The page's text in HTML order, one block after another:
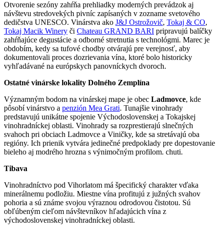
Otvorenie sezóny zahŕňa prehliadky moderných prevádzok aj
návštevu stredovekých pivníc zapísaných v zozname svetového
dedičstva UNESCO. Vinárstva ako J&J Ostrožovič, Tokaj & CO,
Tokaj Macik Winery či Chateau GRAND BARI pripravujú balíčky
zahŕňajúce degustácie a odborné stretnutia s technológmi. Marec je
obdobím, kedy sa tufové chodby otvárajú pre verejnosť, aby
dokumentovali proces dozrievania vína, ktoré bolo historicky
vyhľadávané na európskych panovníckych dvoroch.
Ostatné vinárske lokality Dolného Zemplína
Významným bodom na vinárskej mape je obec Ladmovce, kde
pôsobí vinárstvo a penzión Mea Grati. Tunajšie vinohrady
predstavujú unikátne spojenie Východoslovenskej a Tokajskej
vinohradníckej oblasti. Vinohrady sa rozprestierajú slnečných
svahoch pri obciach Ladmovce a Viničky, kde sa stretávajú oba
regióny. Ich prienik vytvára jedinečné predpoklady pre dopestovanie
bieleho aj modrého hrozna s výnimočným profilom. chuti.
Tibava
Vinohradníctvo pod Vihorlatom má špecifický charakter vďaka
minerálnemu podložiu. Miestne vína profitujú z južných svahov
pohoria a sú známe svojou výraznou odrodovou čistotou. Sú
obľúbeným cieľom návštevníkov hľadajúcich vína z
východoslovenskej vinohradníckej oblasti.